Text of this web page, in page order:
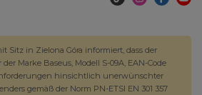
Sitz in Zielona Góra informiert, dass der
Marke Baseus, Modell S-09A, EAN-Code
hinsichtlich unerwünschter
gemäß der Norm PN-ETSI EN 301 357